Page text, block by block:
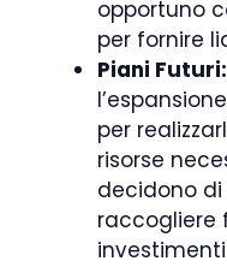
opportuno
per fornire
Piani Futuri:
per
risorse
decidono
raccogliere